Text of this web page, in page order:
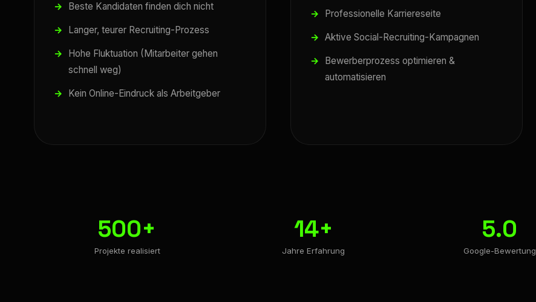
Beste Kandidaten finden dich nicht
Langer, teurer Recruiting-Prozess
Hohe Fluktuation (Mitarbeiter gehen
schnell weg)
Kein Online-Eindruck als Arbeitgeber
Professionelle Karriereseite
Aktive Social-Recruiting-Kampagnen
Bewerberprozess optimieren &
automatisieren
500+
Projekte realisiert
14+
Jahre Erfahrung
5.0
Google-Bewertung